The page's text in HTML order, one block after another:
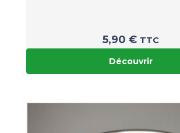
5,90 € TTC
Découvrir